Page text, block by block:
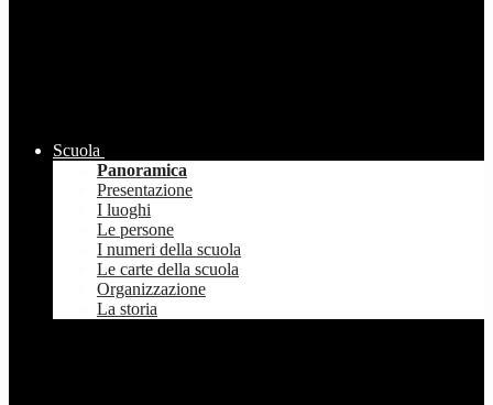
Scuola
Panoramica
Presentazione
I luoghi
Le persone
I numeri della scuola
Le carte della scuola
Organizzazione
La storia